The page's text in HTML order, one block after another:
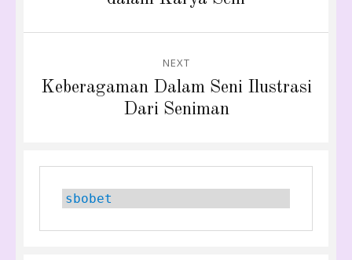
NEXT
NextKeberagaman Dalam Seni Ilustrasi
Dari Seniman
sbobet